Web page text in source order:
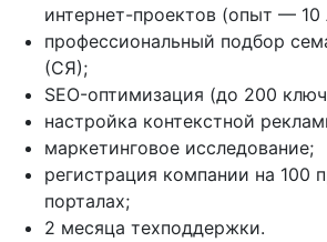
интернет-проектов (опыт — 10
профессиональный подбор
(СЯ);
SEO-оптимизация (до 200
настройка контекстной
маркетинговое исследование;
регистрация компании на 100
порталах;
2 месяца техподдержки.